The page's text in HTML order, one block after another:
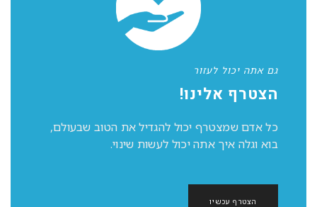
גם אתה יכול לעזור
הצטרף אלינו!
כל אדם שמצטרף יכול להגדיל את הטוב שבעולם,
בוא וגלה איך אתה יכול לעשות שינוי.
הצטרף עכשיו